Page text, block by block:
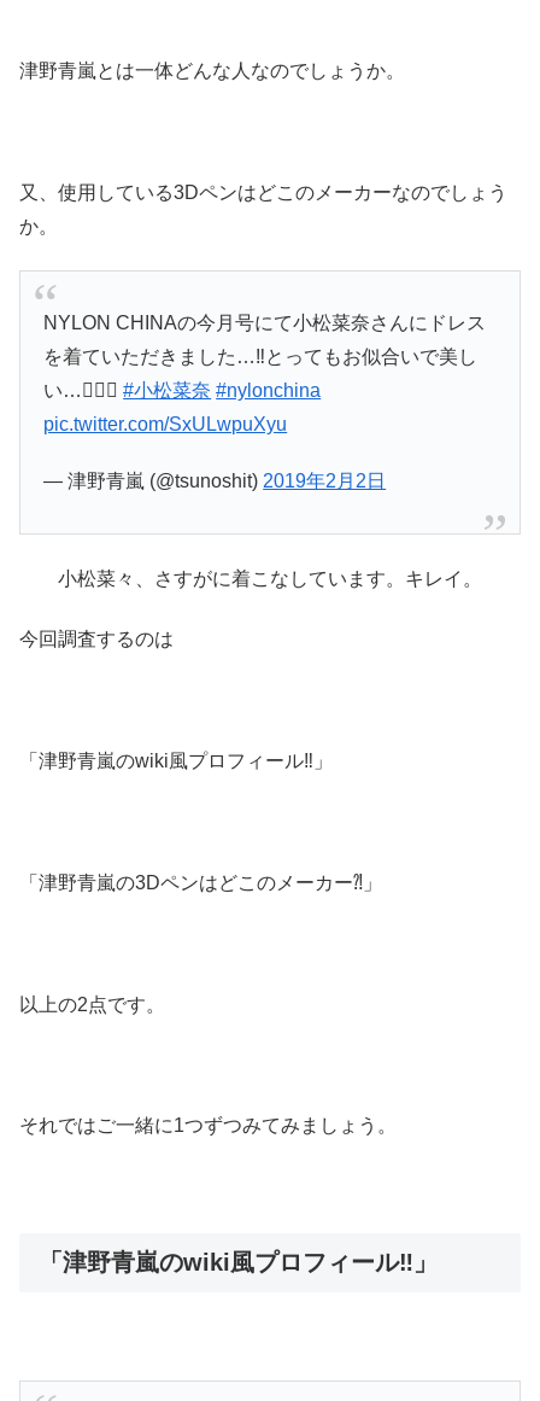
津野青嵐とは一体どんな人なのでしょうか。
又、使用している3Dペンはどこのメーカーなのでしょう
か。
NYLON CHINAの今月号にて小松菜奈さんにドレス
を着ていただきました…‼️とってもお似合いで美し
い…🧚🏻‍♂️#小松菜奈 #nylonchina
pic.twitter.com/SxULwpuXyu
— 津野青嵐 (@tsunoshit) 2019年2月2日
小松菜々、さすがに着こなしています。キレイ。
今回調査するのは
「津野青嵐のwiki風プロフィール‼︎」
「津野青嵐の3Dペンはどこのメーカー⁈」
以上の2点です。
それではご一緒に1つずつみてみましょう。
「津野青嵐のwiki風プロフィール‼︎」